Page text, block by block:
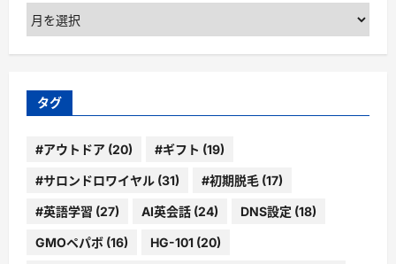
ア
ー
カ
ブ
タグ
#アウトドア (20) #ギフト (19)
#サロンドロワイヤル (31) #初期脱毛 (17)
#英語学習 (27) AI英会話 (24) DNS設定 (18)
GMOペパボ (16) HG-101 (20)